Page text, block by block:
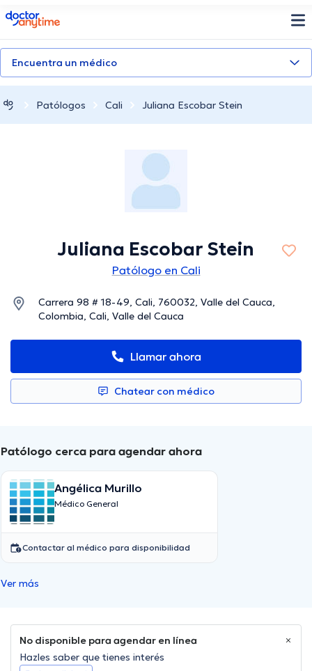
doctoranytime
Encuentra un médico
Patólogos Cali Juliana Escobar Stein
Juliana Escobar Stein
Patólogo en Cali
Carrera 98 # 18-49, Cali, 760032, Valle del Cauca,
Colombia, Cali, Valle del Cauca
Llamar ahora
Chatear con médico
Patólogo cerca para agendar ahora
Angélica Murillo
Médico General
Contactar al médico para disponibilidad
Ver más
No disponible para agendar en línea
Hazles saber que tienes interés